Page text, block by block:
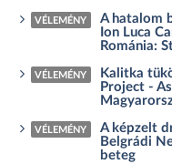
VÉLEMÉNY
A hatalom
Ion Luca
Románia:
VÉLEMÉNY
Kalitka
Project -
VÉLEMÉNY
A képzelt
Belgrádi
beteg